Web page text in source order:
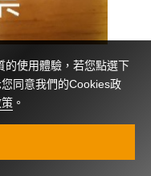
的使用體驗，若您點選下
同意我們的Cookies政
。